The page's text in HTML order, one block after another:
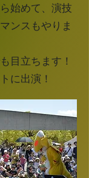
始めて、演技
ンスもやりま
目立ちます！
に出演！